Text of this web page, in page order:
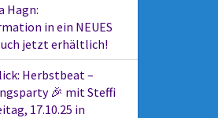
Hagn:
in ein NEUES
jetzt erhältlich!
Herbstbeat –
🎉 mit Steffi
17.10.25 in